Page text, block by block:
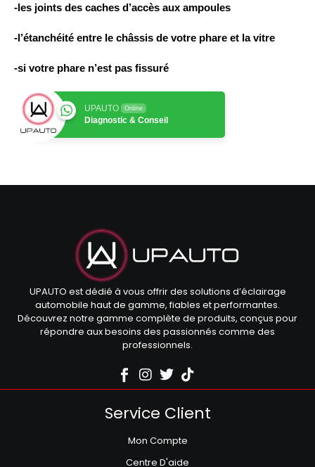
-les joints des caches d’accès aux ampoules
-l’étanchéité entre le châssis de votre phare et la vitre
-si votre phare n’est pas fissuré
UPAUTO Online
Diagnostic & Conseil
UPAUTO est dédié à vous offrir des solutions d’éclairage
automobile haut de gamme, fiables et performantes.
Découvrez notre gamme complète de produits, conçus pour
répondre aux besoins des passionnés comme des
professionnels.
Service Client
Mon Compte
Centre D'aide